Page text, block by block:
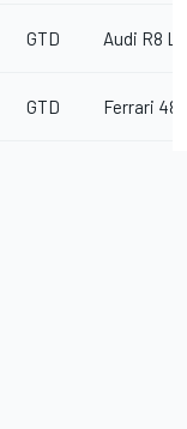
GTD Audi R8
GTD Ferrari